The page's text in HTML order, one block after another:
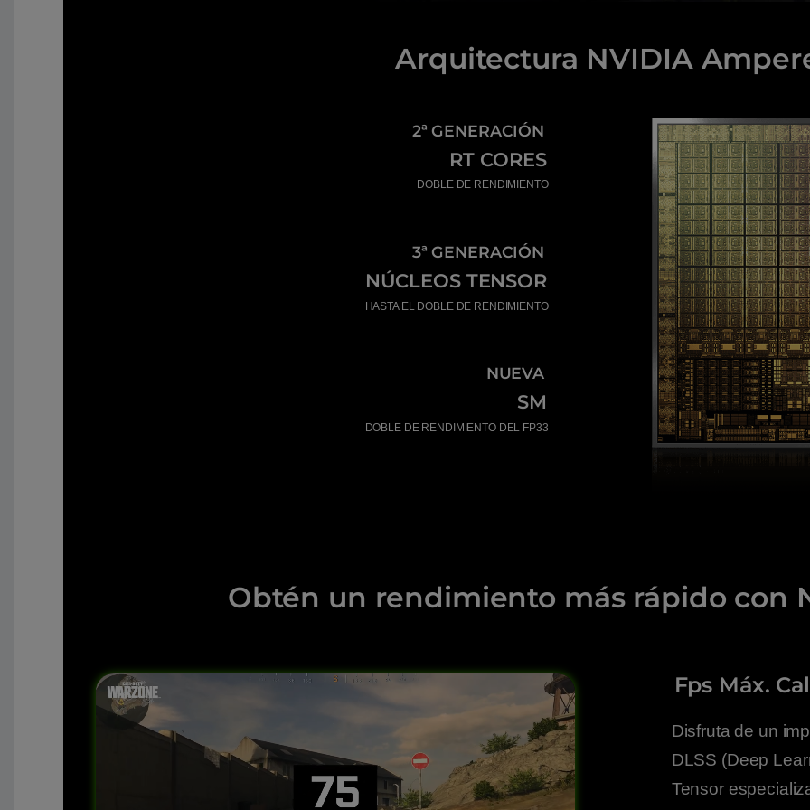
Arquitectura NVIDIA
2ª GENERACIÓN
RT CORES
DOBLE DE RENDIMIENTO
3ª GENERACIÓN
NÚCLEOS TENSOR
HASTA EL DOBLE DE RENDIMIENTO
NUEVA
SM
DOBLE DE RENDIMIENTO DEL FP33
Obtén un rendimiento más rápido con
Fps Máx.
Disfruta de un
DLSS (Deep
Tensor